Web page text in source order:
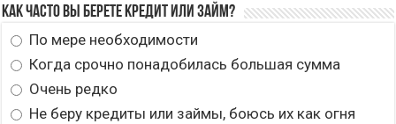
Как часто вы берете кредит или займ?
По мере необходимости
Когда срочно понадобилась большая сумма
Очень редко
Не беру кредиты или займы, боюсь их как огня